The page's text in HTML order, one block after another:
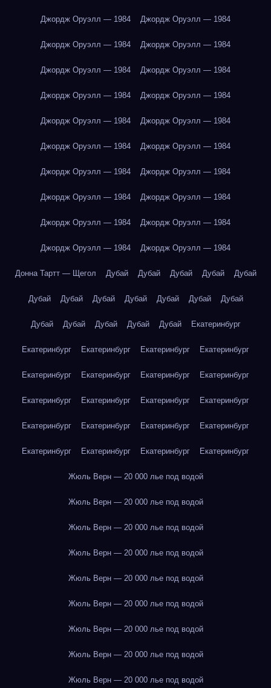
Джордж Оруэлл — 1984 Джордж Оруэлл — 1984
Джордж Оруэлл — 1984 Джордж Оруэлл — 1984
Джордж Оруэлл — 1984 Джордж Оруэлл — 1984
Джордж Оруэлл — 1984 Джордж Оруэлл — 1984
Джордж Оруэлл — 1984 Джордж Оруэлл — 1984
Джордж Оруэлл — 1984 Джордж Оруэлл — 1984
Джордж Оруэлл — 1984 Джордж Оруэлл — 1984
Джордж Оруэлл — 1984 Джордж Оруэлл — 1984
Джордж Оруэлл — 1984 Джордж Оруэлл — 1984
Джордж Оруэлл — 1984 Джордж Оруэлл — 1984
Донна Тартт — Щегол Дубай Дубай Дубай Дубай Дубай
Дубай Дубай Дубай Дубай Дубай Дубай Дубай
Дубай Дубай Дубай Дубай Дубай Екатеринбург
Екатеринбург Екатеринбург Екатеринбург Екатеринбург
Екатеринбург Екатеринбург Екатеринбург Екатеринбург
Екатеринбург Екатеринбург Екатеринбург Екатеринбург
Екатеринбург Екатеринбург Екатеринбург Екатеринбург
Екатеринбург Екатеринбург Екатеринбург Екатеринбург
Жюль Верн — 20 000 лье под водой
Жюль Верн — 20 000 лье под водой
Жюль Верн — 20 000 лье под водой
Жюль Верн — 20 000 лье под водой
Жюль Верн — 20 000 лье под водой
Жюль Верн — 20 000 лье под водой
Жюль Верн — 20 000 лье под водой
Жюль Верн — 20 000 лье под водой
Жюль Верн — 20 000 лье под водой